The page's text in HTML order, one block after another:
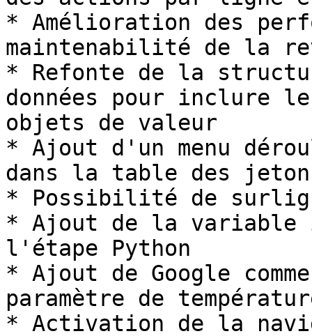
* Amélioration des
maintenabilité de la
* Refonte de la
données pour inclure
objets de valeur
* Ajout d'un menu
dans la table des
* Possibilité de
* Ajout de la variable
l'étape Python
* Ajout de Google
paramètre de
* Activation de la